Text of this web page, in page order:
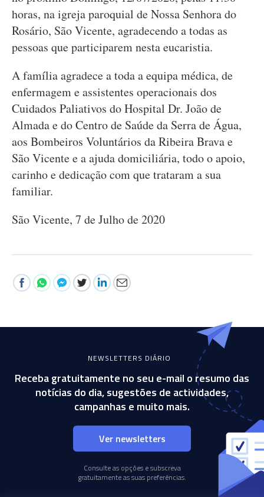
horas, na igreja paroquial de Nossa Senhora do
Rosário, São Vicente, agradecendo a todas as
pessoas que participarem nesta eucaristia.
A família agradece a toda a equipa médica, de
enfermagem e assistentes operacionais dos
Cuidados Paliativos do Hospital Dr. João de
Almada e do Centro de Saúde da Serra de Água,
aos Bombeiros Voluntários da Ribeira Brava e
São Vicente e a ajuda domiciliária, todo o apoio,
carinho e dedicação com que trataram a sua
familiar.
São Vicente, 7 de Julho de 2020
NEWSLETTERS DIÁRIO
Receba gratuitamente no seu e-mail o resumo das
notícias do dia, sugestões de actividades,
campanhas e muito mais.
Ver newsletters
Consulte as opções e subscreva
gratuitamente as suas preferências.